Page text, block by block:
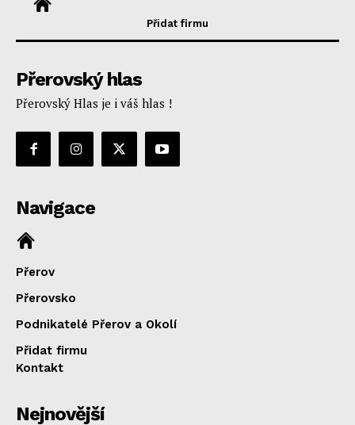
Přidat firmu
Přerovský hlas
Přerovský Hlas je i váš hlas !
Navigace
Přerov
Přerovsko
Podnikatelé Přerov a Okolí
Přidat firmu
Kontakt
Nejnovější